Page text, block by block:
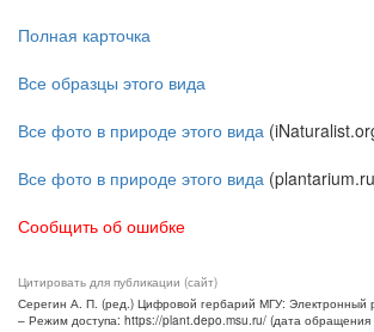
Полная карточка
Все образцы этого вида
Все фото в природе этого вида
Все фото в природе этого вида
Сообщить об ошибке
Цитировать для публикации (сайт)
Серегин А. П. (ред.) Цифровой гербарий МГУ: Электронный
– Режим доступа: https://plant.depo.msu.ru/ (дата